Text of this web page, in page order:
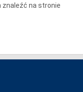
znaleźć na stronie